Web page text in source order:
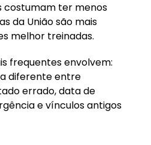
costumam ter menos
da União são mais
melhor treinadas.
frequentes envolvem:
diferente entre
errado, data de
e vínculos antigos